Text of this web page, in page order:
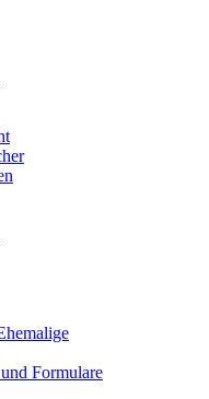
Formulare